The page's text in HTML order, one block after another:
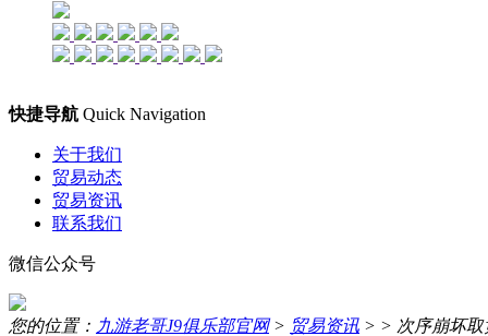
快捷导航 Quick Navigation
关于我们
贸易动态
贸易资讯
联系我们
微信公众号
您的位置： 九游老哥J9俱乐部官网> 贸易资讯 > > 次序崩坏